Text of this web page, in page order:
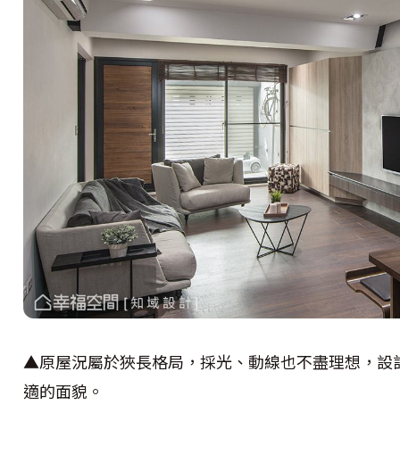
▲原屋況屬於狹長格局，採光、動線也不盡理想，
適的面貌。